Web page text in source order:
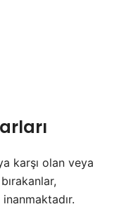
karşı olan veya